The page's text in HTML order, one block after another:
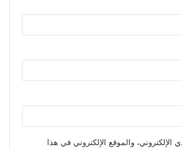
والموقع الإلكتروني في هذا